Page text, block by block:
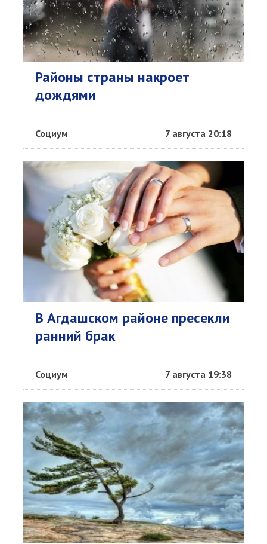
Районы страны накроет
дождями
Социум 7 августа 20:18
В Агдашском районе пресекли
ранний брак
Социум 7 августа 19:38